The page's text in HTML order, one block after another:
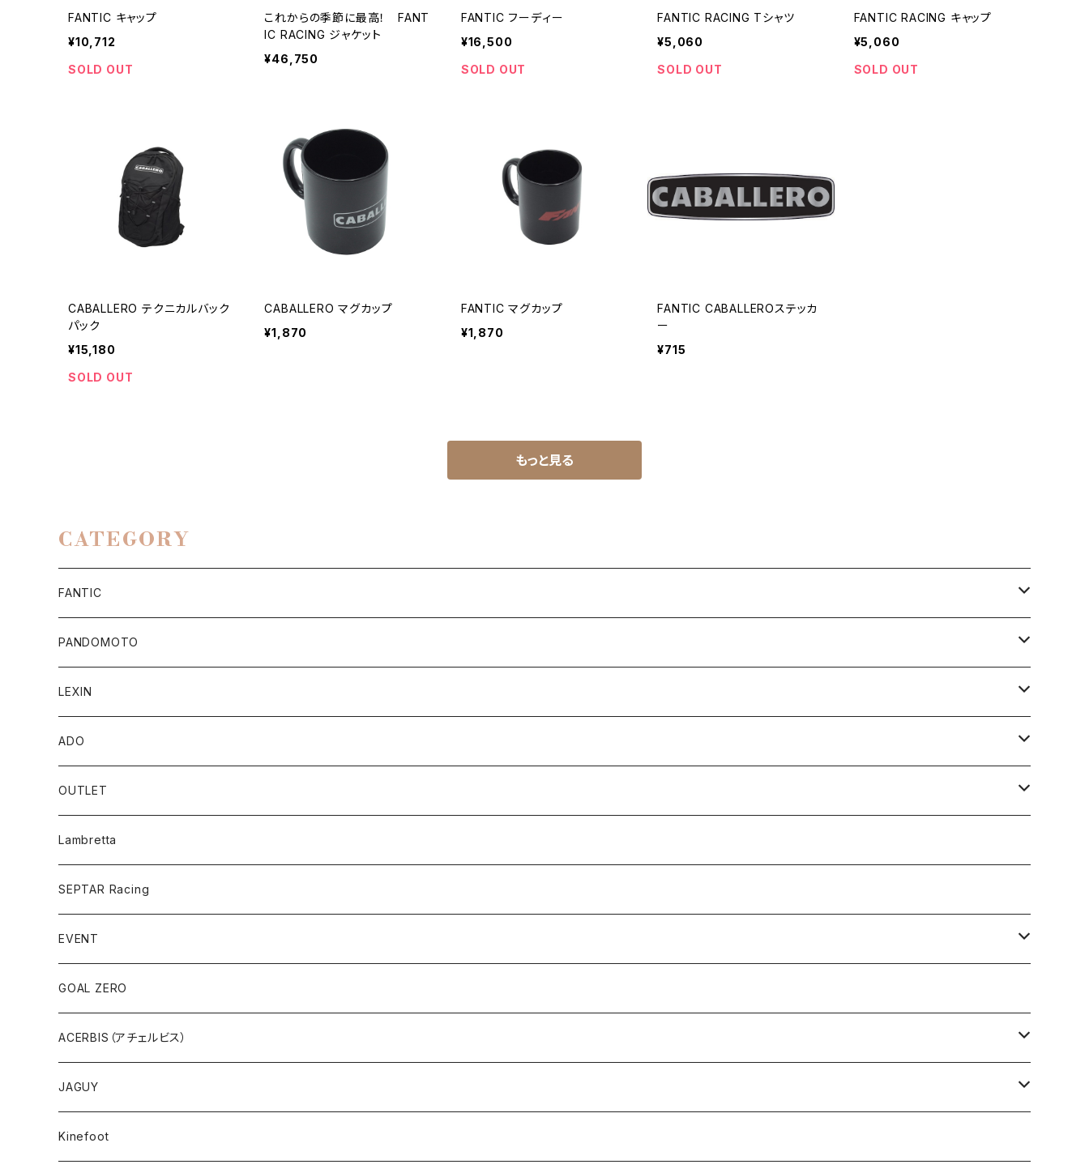
FANTIC キャップ
¥10,712
SOLD OUT
これからの季節に最高！ FANT
IC RACING ジャケット
¥46,750
FANTIC フーディー
¥16,500
SOLD OUT
FANTIC RACING Tシャツ
¥5,060
SOLD OUT
FANTIC RACING キャップ
¥5,060
SOLD OUT
CABALLERO テクニカルバック
パック
¥15,180
SOLD OUT
CABALLERO マグカップ
¥1,870
FANTIC マグカップ
¥1,870
FANTIC CABALLEROステッカ
ー
¥715
もっと見る
CATEGORY
FANTIC
Apparel/Goods
Accessory Parts
CABALLERO
ENDURO/MOTARD
e-Bike
SpeedFun
PANDOMOTO
ジャケット
MEN
WOMEN
トップス
パンツ
MEN
WOMEN
アンダーウエア
MEN
WOMEN
プロテクター
ブーツ
アクセサリー
アウトレット
LEXIN
Bluetoothスピーカー
ポータブルスピーカー
バイク用スピーカー
ポータブル電動空気入れ
バイク用Bluetoothインカム
ADO
電動アシスト自転車
折り畳み
Folding Bike
eBike
型式認定
OUTLET
TCX オフロードブーツ
Lambretta
SEPTAR Racing
EVENT
アサマ・スクランブラーミーティング
GOAL ZERO
ACERBIS（アチェルビス）
バッグ、アクセサリ
プラスティック
JAGUY
COOLER
Kinefoot